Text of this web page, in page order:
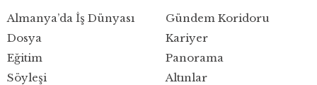
Almanya’da İş Dünyası
Dosya
Eğitim
Gündem Koridoru
Kariyer
Panorama
Söyleşi
Altınlar